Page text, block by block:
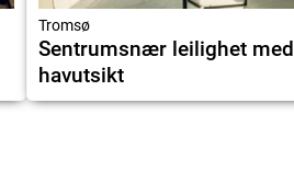
Tromsø
Sentrumsnær leilighet med
havutsikt